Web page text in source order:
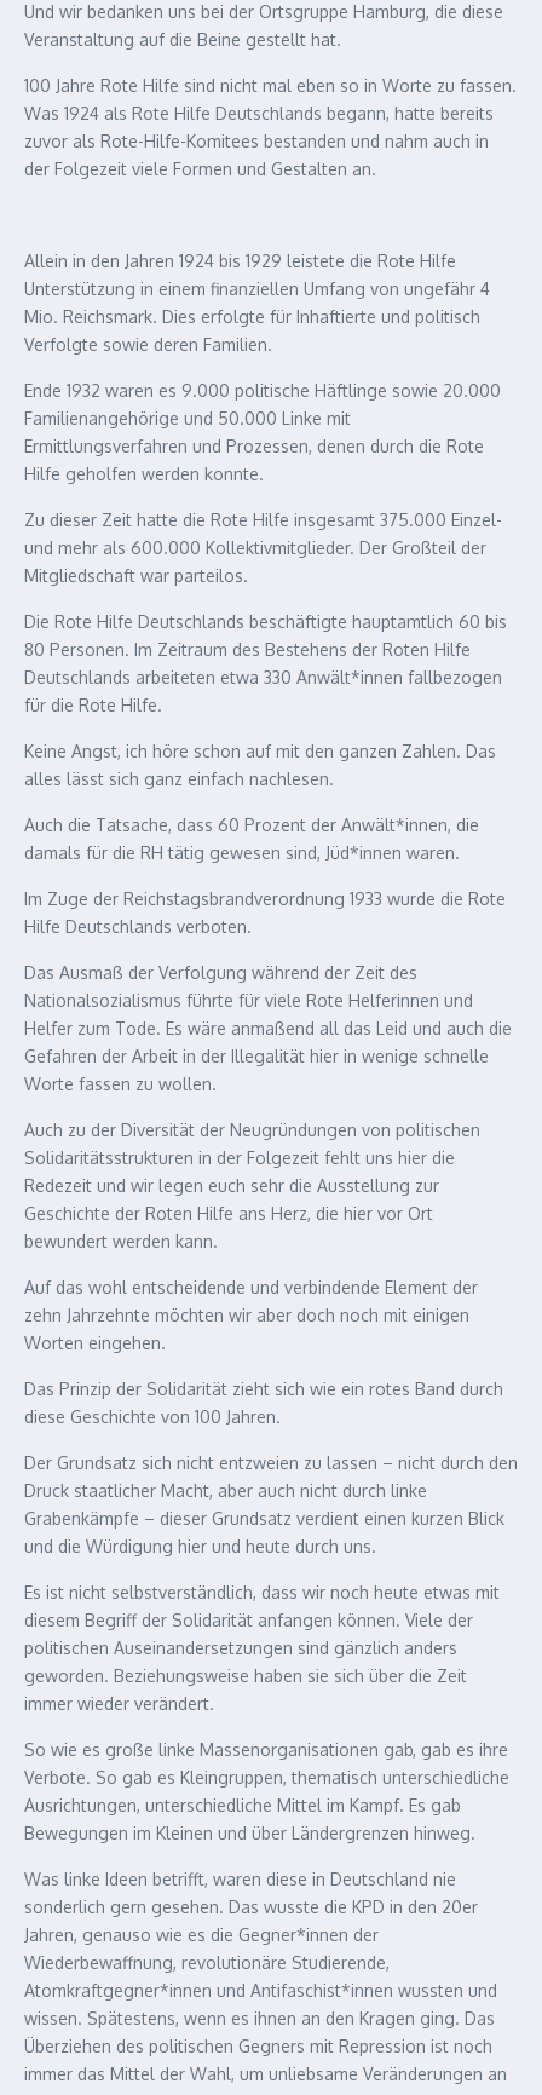
Und wir bedanken uns bei der Ortsgruppe Hamburg, die diese
Veranstaltung auf die Beine gestellt hat.
100 Jahre Rote Hilfe sind nicht mal eben so in Worte zu fassen.
Was 1924 als Rote Hilfe Deutschlands begann, hatte bereits
zuvor als Rote-Hilfe-Komitees bestanden und nahm auch in
der Folgezeit viele Formen und Gestalten an.
Allein in den Jahren 1924 bis 1929 leistete die Rote Hilfe
Unterstützung in einem finanziellen Umfang von ungefähr 4
Mio. Reichsmark. Dies erfolgte für Inhaftierte und politisch
Verfolgte sowie deren Familien.
Ende 1932 waren es 9.000 politische Häftlinge sowie 20.000
Familienangehörige und 50.000 Linke mit
Ermittlungsverfahren und Prozessen, denen durch die Rote
Hilfe geholfen werden konnte.
Zu dieser Zeit hatte die Rote Hilfe insgesamt 375.000 Einzel-
und mehr als 600.000 Kollektivmitglieder. Der Großteil der
Mitgliedschaft war parteilos.
Die Rote Hilfe Deutschlands beschäftigte hauptamtlich 60 bis
80 Personen. Im Zeitraum des Bestehens der Roten Hilfe
Deutschlands arbeiteten etwa 330 Anwält*innen fallbezogen
für die Rote Hilfe.
Keine Angst, ich höre schon auf mit den ganzen Zahlen. Das
alles lässt sich ganz einfach nachlesen.
Auch die Tatsache, dass 60 Prozent der Anwält*innen, die
damals für die RH tätig gewesen sind, Jüd*innen waren.
Im Zuge der Reichstagsbrandverordnung 1933 wurde die Rote
Hilfe Deutschlands verboten.
Das Ausmaß der Verfolgung während der Zeit des
Nationalsozialismus führte für viele Rote Helferinnen und
Helfer zum Tode. Es wäre anmaßend all das Leid und auch die
Gefahren der Arbeit in der Illegalität hier in wenige schnelle
Worte fassen zu wollen.
Auch zu der Diversität der Neugründungen von politischen
Solidaritätsstrukturen in der Folgezeit fehlt uns hier die
Redezeit und wir legen euch sehr die Ausstellung zur
Geschichte der Roten Hilfe ans Herz, die hier vor Ort
bewundert werden kann.
Auf das wohl entscheidende und verbindende Element der
zehn Jahrzehnte möchten wir aber doch noch mit einigen
Worten eingehen.
Das Prinzip der Solidarität zieht sich wie ein rotes Band durch
diese Geschichte von 100 Jahren.
Der Grundsatz sich nicht entzweien zu lassen – nicht durch den
Druck staatlicher Macht, aber auch nicht durch linke
Grabenkämpfe – dieser Grundsatz verdient einen kurzen Blick
und die Würdigung hier und heute durch uns.
Es ist nicht selbstverständlich, dass wir noch heute etwas mit
diesem Begriff der Solidarität anfangen können. Viele der
politischen Auseinandersetzungen sind gänzlich anders
geworden. Beziehungsweise haben sie sich über die Zeit
immer wieder verändert.
So wie es große linke Massenorganisationen gab, gab es ihre
Verbote. So gab es Kleingruppen, thematisch unterschiedliche
Ausrichtungen, unterschiedliche Mittel im Kampf. Es gab
Bewegungen im Kleinen und über Ländergrenzen hinweg.
Was linke Ideen betrifft, waren diese in Deutschland nie
sonderlich gern gesehen. Das wusste die KPD in den 20er
Jahren, genauso wie es die Gegner*innen der
Wiederbewaffnung, revolutionäre Studierende,
Atomkraftgegner*innen und Antifaschist*innen wussten und
wissen. Spätestens, wenn es ihnen an den Kragen ging. Das
Überziehen des politischen Gegners mit Repression ist noch
immer das Mittel der Wahl, um unliebsame Veränderungen an